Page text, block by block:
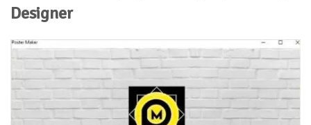
Designer